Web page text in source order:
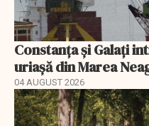
Constanța și Galați
uriașă din Marea
04 AUGUST 2026